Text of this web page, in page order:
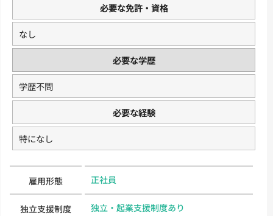
必要な免許・資格
なし
必要な学歴
学歴不問
必要な経験
特になし
雇用形態 正社員
独立支援制度 独立・起業支援制度あり